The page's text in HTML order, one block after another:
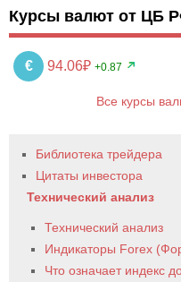
Курсы валют от ЦБ
€ 94.06₽ +0.87
Все курсы
Библиотека трейдера
Цитаты инвестора
Технический анализ
Технический анализ
Индикаторы Forex
Что означает индекс